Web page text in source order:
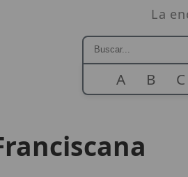
La
A B C